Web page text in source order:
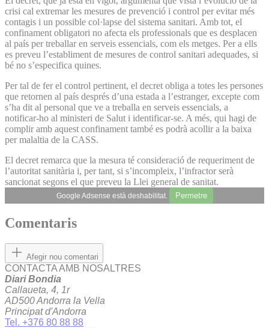
crisi cal extremar les mesures de prevenció i control per evitar més
contagis i un possible col·lapse del sistema sanitari. Amb tot, el
confinament obligatori no afecta els professionals que es desplacen
al país per treballar en serveis essencials, com els metges. Per a ells
es preveu l’establiment de mesures de control sanitari adequades, si
bé no s’especifica quines.
Per tal de fer el control pertinent, el decret obliga a totes les persones
que retornen al país després d’una estada a l’estranger, excepte com
s’ha dit al personal que ve a treballa en serveis essencials, a
notificar-ho al ministeri de Salut i identificar-se. A més, qui hagi de
complir amb aquest confinament també es podrà acollir a la baixa
per malaltia de la CASS.
El decret remarca que la mesura té consideració de requeriment de
l’autoritat sanitària i, per tant, si s’incompleix, l’infractor serà
sancionat segons el que preveu la Llei general de sanitat.
Google Adsense està deshabilitat. Permetre
Comentaris
Afegir nou comentari
CONTACTA AMB NOSALTRES
Diari Bondia
Callaueta, 4, 1r
AD500 Andorra la Vella
Principat d'Andorra
Tel. +376 80 88 88